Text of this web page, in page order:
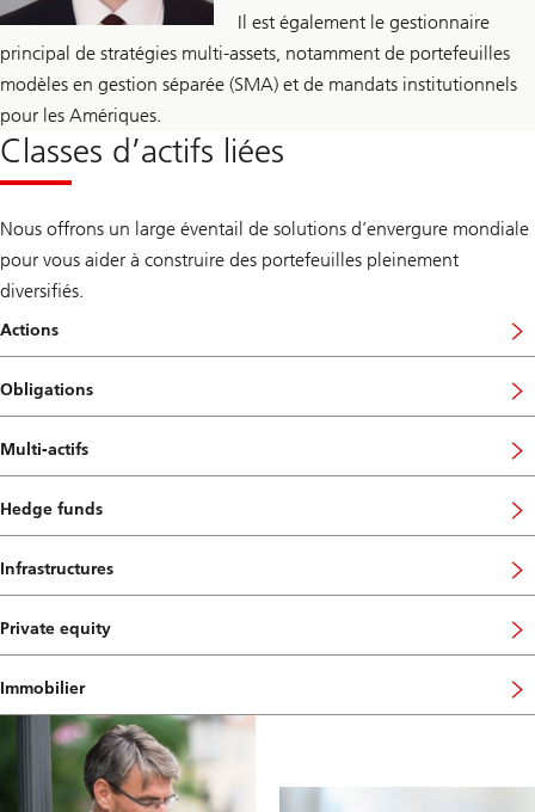
Il est également le gestionnaire
principal de stratégies multi-assets, notamment de portefeuilles
modèles en gestion séparée (SMA) et de mandats institutionnels
pour les Amériques.
Classes d’actifs liées
Nous offrons un large éventail de solutions d’envergure mondiale
pour vous aider à construire des portefeuilles pleinement
diversifiés.
Actions
Obligations
Multi-actifs
Hedge funds
Infrastructures
Private equity
Immobilier